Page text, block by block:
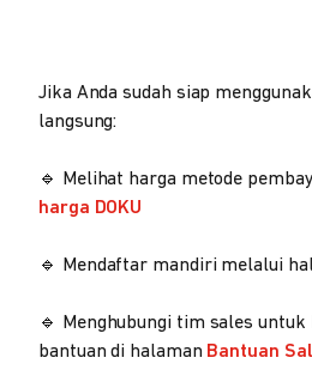
Jika Anda sudah siap
langsung:
🔹 Melihat harga metode
harga DOKU
🔹 Mendaftar mandiri melalui
🔹 Menghubungi tim sales
bantuan di halaman Bantuan